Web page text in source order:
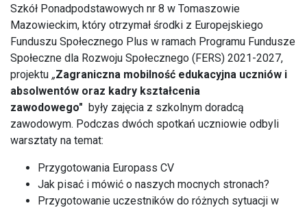
Szkół Ponadpodstawowych nr 8 w Tomaszowie
Mazowieckim, który otrzymał środki z Europejskiego
Funduszu Społecznego Plus w ramach Programu Fundusze
Społeczne dla Rozwoju Społecznego (FERS) 2021-2027,
projektu „Zagraniczna mobilność edukacyjna uczniów i
absolwentów oraz kadry kształcenia
zawodowego" były zajęcia z szkolnym doradcą
zawodowym. Podczas dwóch spotkań uczniowie odbyli
warsztaty na temat:
Przygotowania Europass CV
Jak pisać i mówić o naszych mocnych stronach?
Przygotowanie uczestników do różnych sytuacji w